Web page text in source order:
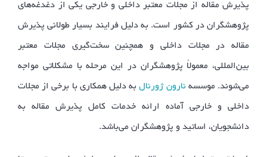
پذیرش مقاله از مجلات معتبر داخلی و خارجی یکی از دغدغه‌های
پژوهشگران در کشور است. به دلیل فرایند بسیار طولانی پذیرش
مقاله در مجلات داخلی و همچنین سخت‌گیری مجلات معتبر
بین‌المللی، معمولاً پژوهشگران در این مرحله با مشکلاتی مواجه
می‌شوند. موسسه نارون ژورنالبه دلیل همکاری با برخی از مجلات
داخلی و خارجی آماده ارائه خدمات کامل پذیرش مقاله به
دانشجویان، اساتید و پژوهشگران می‌باشد.